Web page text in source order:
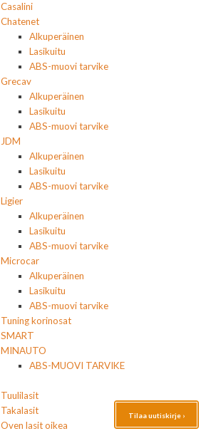
Casalini
Chatenet
Alkuperäinen
Lasikuitu
ABS-muovi tarvike
Grecav
Alkuperäinen
Lasikuitu
ABS-muovi tarvike
JDM
Alkuperäinen
Lasikuitu
ABS-muovi tarvike
Ligier
Alkuperäinen
Lasikuitu
ABS-muovi tarvike
Microcar
Alkuperäinen
Lasikuitu
ABS-muovi tarvike
Tuning korinosat
SMART
MINAUTO
ABS-MUOVI TARVIKE
Tuulilasit
Takalasit
Oven lasit oikea
Tilaa uutiskirje ›